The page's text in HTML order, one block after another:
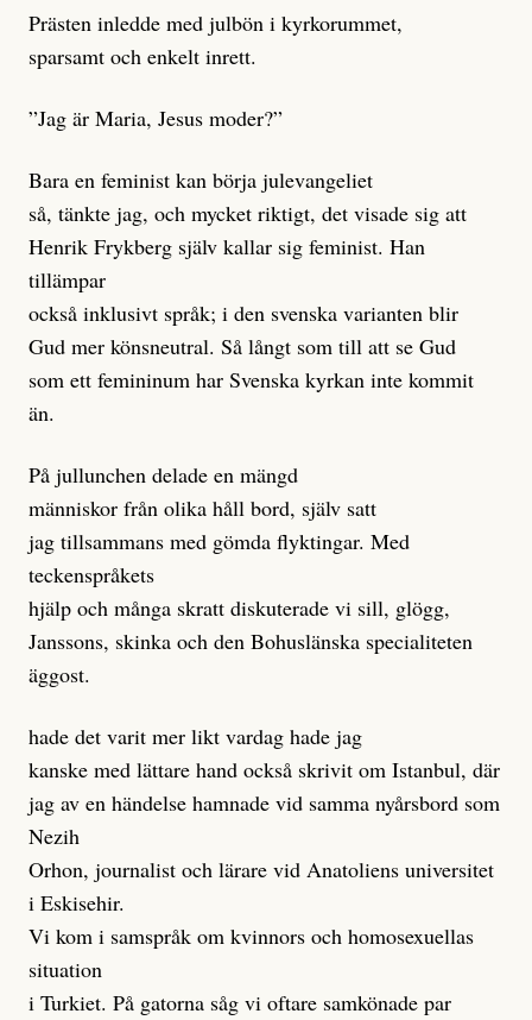
Prästen inledde med julbön i kyrkorummet,
sparsamt och enkelt inrett.
”Jag är Maria, Jesus moder?”
Bara en feminist kan börja julevangeliet
så, tänkte jag, och mycket riktigt, det visade sig att
Henrik Frykberg själv kallar sig feminist. Han
tillämpar
också inklusivt språk; i den svenska varianten blir
Gud mer könsneutral. Så långt som till att se Gud
som ett femininum har Svenska kyrkan inte kommit
än.
På jullunchen delade en mängd
människor från olika håll bord, själv satt
jag tillsammans med gömda flyktingar. Med
teckenspråkets
hjälp och många skratt diskuterade vi sill, glögg,
Janssons, skinka och den Bohuslänska specialiteten
äggost.
hade det varit mer likt vardag hade jag
kanske med lättare hand också skrivit om Istanbul, där
jag av en händelse hamnade vid samma nyårsbord som
Nezih
Orhon, journalist och lärare vid Anatoliens universitet
i Eskisehir.
Vi kom i samspråk om kvinnors och homosexuellas
situation
i Turkiet. På gatorna såg vi oftare samkönade par